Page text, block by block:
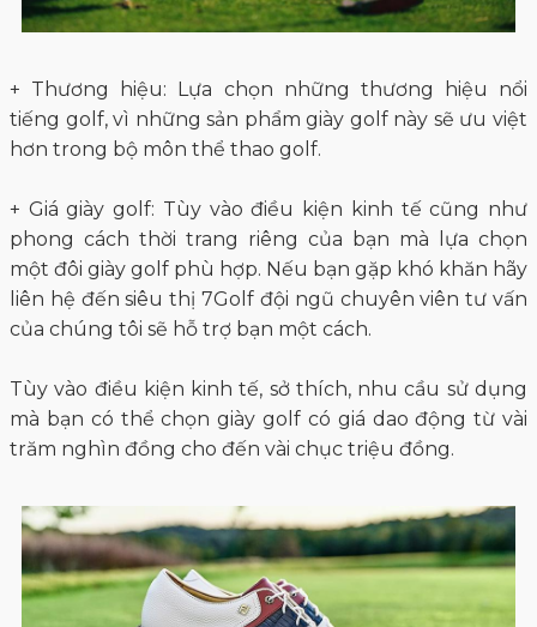
+ Thương hiệu: Lựa chọn những thương hiệu nổi
tiếng golf, vì những sản phẩm giày golf này sẽ ưu việt
hơn trong bộ môn thể thao golf.
+ Giá giày golf: Tùy vào điều kiện kinh tế cũng như
phong cách thời trang riêng của bạn mà lựa chọn
một đôi giày golf phù hợp. Nếu bạn gặp khó khăn hãy
liên hệ đến siêu thị 7Golf đội ngũ chuyên viên tư vấn
của chúng tôi sẽ hỗ trợ bạn một cách.
Tùy vào điều kiện kinh tế, sở thích, nhu cầu sử dụng
mà bạn có thể chọn giày golf có giá dao động từ vài
trăm nghìn đồng cho đến vài chục triệu đồng.